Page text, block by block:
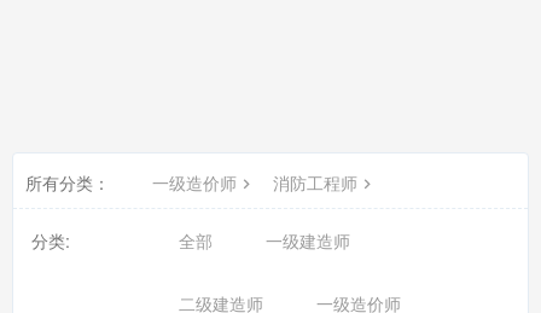
所有分类： 一级造价师 消防工程师
分类: 全部 一级建造师
二级建造师 一级造价师